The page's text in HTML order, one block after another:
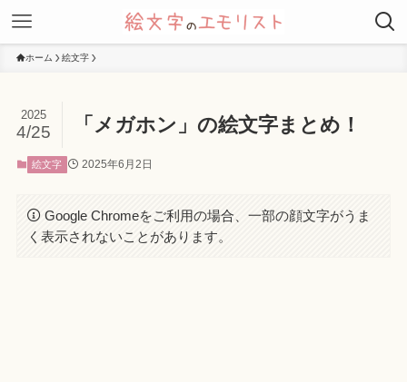
ホーム 絵文字
「メガホン」の絵文字まとめ！
2025
4/25
絵文字 2025年6月2日
Google Chromeをご利用の場合、一部の顔文字がうま
く表示されないことがあります。